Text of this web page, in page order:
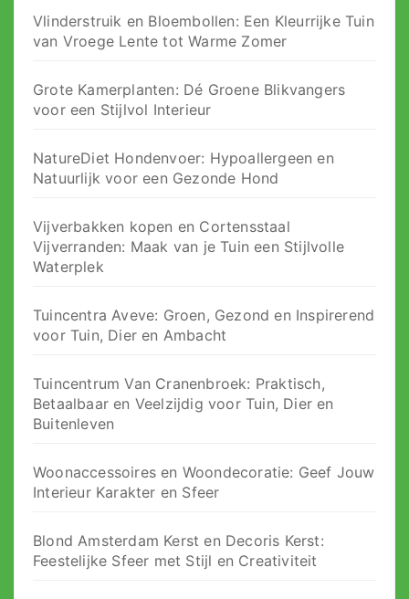
Vlinderstruik en Bloembollen: Een Kleurrijke Tuin
van Vroege Lente tot Warme Zomer
Grote Kamerplanten: Dé Groene Blikvangers
voor een Stijlvol Interieur
NatureDiet Hondenvoer: Hypoallergeen en
Natuurlijk voor een Gezonde Hond
Vijverbakken kopen en Cortensstaal
Vijverranden: Maak van je Tuin een Stijlvolle
Waterplek
Tuincentra Aveve: Groen, Gezond en Inspirerend
voor Tuin, Dier en Ambacht
Tuincentrum Van Cranenbroek: Praktisch,
Betaalbaar en Veelzijdig voor Tuin, Dier en
Buitenleven
Woonaccessoires en Woondecoratie: Geef Jouw
Interieur Karakter en Sfeer
Blond Amsterdam Kerst en Decoris Kerst:
Feestelijke Sfeer met Stijl en Creativiteit